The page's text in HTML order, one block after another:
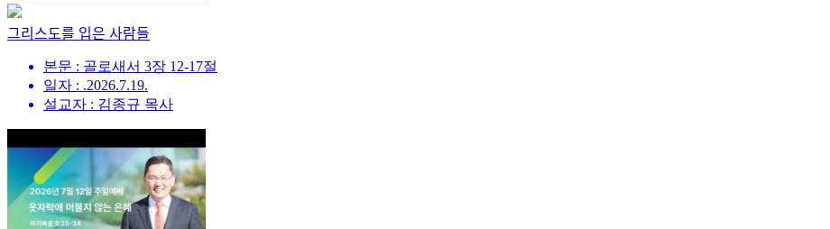
그리스도를 입은 사람들
본문 : 골로새서 3장 12-17절
일자 : .2026.7.19.
설교자 : 김종규 목사